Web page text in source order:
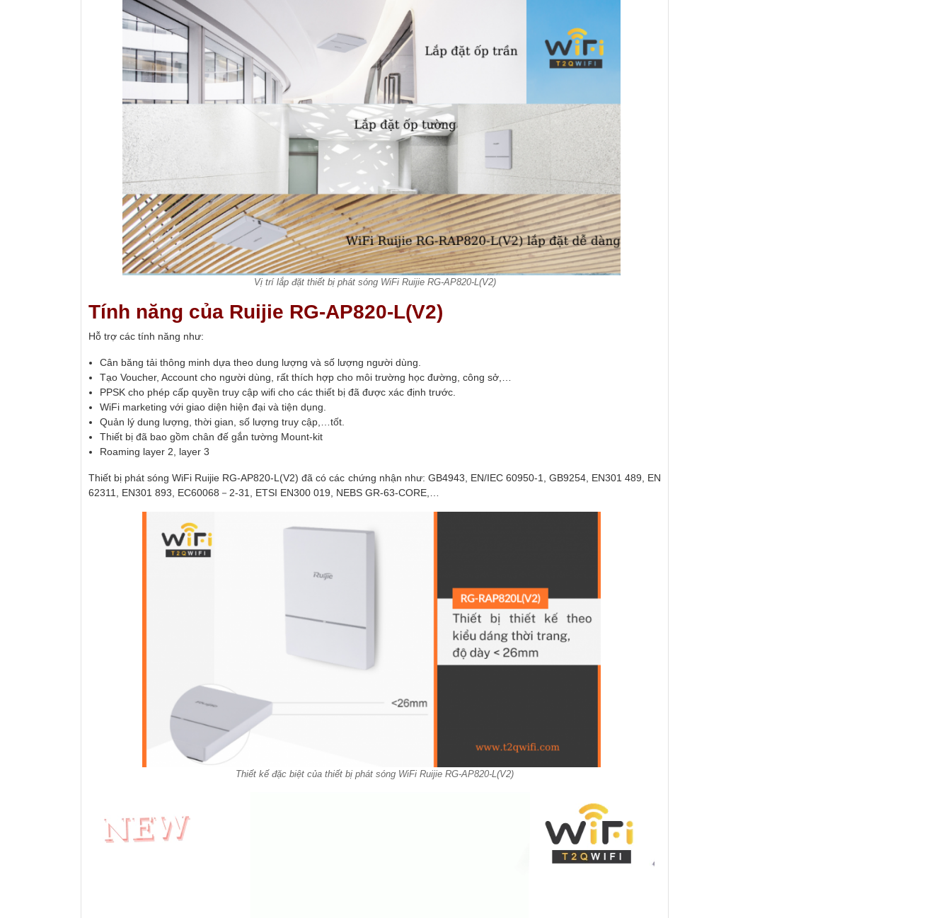
Vị trí lắp đặt thiết bị phát sóng WiFi Ruijie RG-AP820-L(V2)
Tính năng của Ruijie RG-AP820-L(V2)
Hỗ trợ các tính năng như:
Cân băng tải thông minh dựa theo dung lượng và số lượng người dùng.
Tạo Voucher, Account cho người dùng, rất thích hợp cho môi trường học đường, công sở,…
PPSK cho phép cấp quyền truy cập wifi cho các thiết bị đã được xác định trước.
WiFi marketing với giao diện hiện đại và tiện dụng.
Quản lý dung lượng, thời gian, số lượng truy cập,…tốt.
Thiết bị đã bao gồm chân đế gắn tường Mount-kit
Roaming layer 2, layer 3
Thiết bị phát sóng WiFi Ruijie RG-AP820-L(V2) đã có các chứng nhận như: GB4943, EN/IEC 60950-1, GB9254, EN301 489, EN
62311, EN301 893, EC60068－2-31, ETSI EN300 019, NEBS GR-63-CORE,…
Thiết kế đặc biệt của thiết bị phát sóng WiFi Ruijie RG-AP820-L(V2)